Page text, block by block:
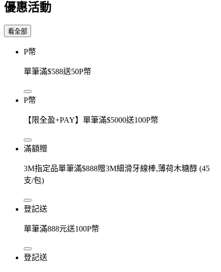
優惠活動
看全部
P幣
單筆滿$588送50P幣
P幣
【限全盈+PAY】單筆滿$5000送100P幣
滿額贈
3M指定品單筆滿$888贈3M細滑牙線棒,薄荷木糖醇 (45
支/包)
登記送
單筆滿888元送100P幣
登記送